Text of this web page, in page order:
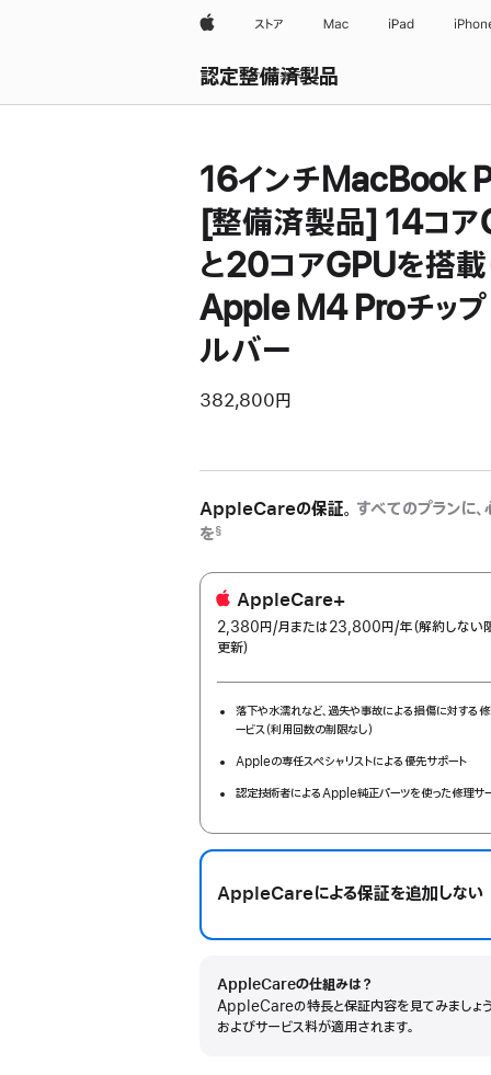
Appleストア Mac iPad
認定整備済製品
すべて表示
16インチMacBook
[整備済製品] 14コ
と20コアGPUを搭
Apple M4 Proチッ
ルバー
382,800円
AppleCareの保証。 すべてのプランに
を§
AppleCare+
2,380円/月per
または23,800円/年年
（解約しない
更新）
落下や水濡れなど、過失や事故による損傷に対する
ービス（利用回数の制限なし）
Appleの専任スペシャリストによる優先サポート
認定技術者によるApple純正パーツを使った修理サ
AppleCareによる保証を追加しない
AppleCareの仕組みは？
AppleCareの特長と保証内容を見てみましょ
およびサービス料が適用されます。